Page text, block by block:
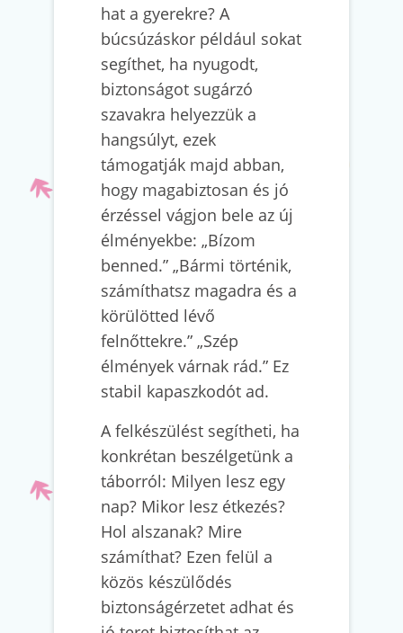
hat a gyerekre? A
búcsúzáskor például sokat
segíthet, ha nyugodt,
biztonságot sugárzó
szavakra helyezzük a
hangsúlyt, ezek
támogatják majd abban,
hogy magabiztosan és jó
érzéssel vágjon bele az új
élményekbe: „Bízom
benned.” „Bármi történik,
számíthatsz magadra és a
körülötted lévő
felnőttekre.” „Szép
élmények várnak rád.” Ez
stabil kapaszkodót ad.
A felkészülést segítheti, ha
konkrétan beszélgetünk a
táborról: Milyen lesz egy
nap? Mikor lesz étkezés?
Hol alszanak? Mire
számíthat? Ezen felül a
közös készülődés
biztonságérzetet adhat és